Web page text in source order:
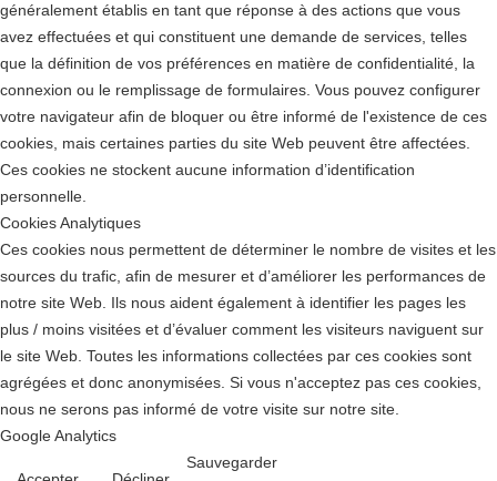
généralement établis en tant que réponse à des actions que vous
avez effectuées et qui constituent une demande de services, telles
que la définition de vos préférences en matière de confidentialité, la
connexion ou le remplissage de formulaires. Vous pouvez configurer
votre navigateur afin de bloquer ou être informé de l'existence de ces
cookies, mais certaines parties du site Web peuvent être affectées.
Ces cookies ne stockent aucune information d’identification
personnelle.
Cookies Analytiques
Ces cookies nous permettent de déterminer le nombre de visites et les
sources du trafic, afin de mesurer et d’améliorer les performances de
notre site Web. Ils nous aident également à identifier les pages les
plus / moins visitées et d’évaluer comment les visiteurs naviguent sur
le site Web. Toutes les informations collectées par ces cookies sont
agrégées et donc anonymisées. Si vous n'acceptez pas ces cookies,
nous ne serons pas informé de votre visite sur notre site.
Google Analytics
Sauvegarder